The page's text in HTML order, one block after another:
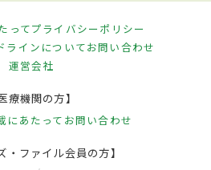
ってプライバシーポリシー
ラインについてお問い合わせ
運営会社
療機関の方】
にあたって お問い合わせ
・ファイル会員の方】